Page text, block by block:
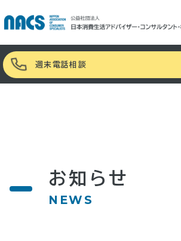
週末電話相談
お知らせ
NEWS